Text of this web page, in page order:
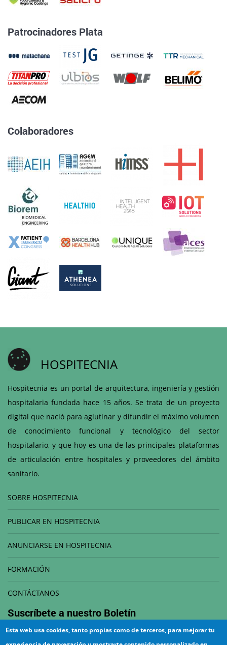
Patrocinadores Plata
Colaboradores
HOSPITECNIA
Hospitecnia es un portal de arquitectura, ingeniería y gestión
hospitalaria fundada hace 15 años. Se trata de un proyecto
digital que nació para aglutinar y difundir el máximo volumen
de conocimiento funcional y tecnológico del sector
hospitalario, y que hoy es una de las principales plataformas
de articulación entre hospitales y proveedores del ámbito
sanitario.
SOBRE HOSPITECNIA
PUBLICAR EN HOSPITECNIA
ANUNCIARSE EN HOSPITECNIA
FORMACIÓN
CONTÁCTANOS
Suscríbete a nuestro Boletín
Esta web usa cookies, tanto propias como de terceros, para mejorar tu